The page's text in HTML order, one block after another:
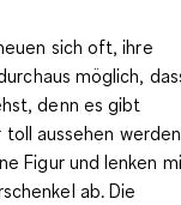
sich oft, ihre
möglich,
denn es gibt
aussehen
Figur und lenken
ab. Die